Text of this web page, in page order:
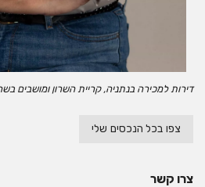
דירות למכירה בנתניה, קריית השרון ומושבים
צפו בכל הנכסים שלי
צרו קשר